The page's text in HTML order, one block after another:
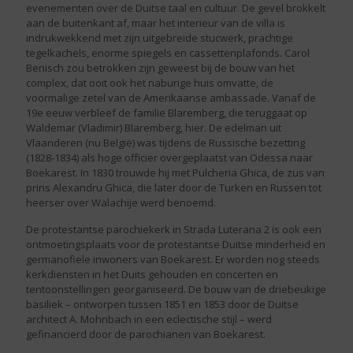
evenementen over de Duitse taal en cultuur. De gevel brokkelt
aan de buitenkant af, maar het interieur van de villa is
indrukwekkend met zijn uitgebreide stucwerk, prachtige
tegelkachels, enorme spiegels en cassettenplafonds. Carol
Benisch zou betrokken zijn geweest bij de bouw van het
complex, dat ooit ook het naburige huis omvatte, de
voormalige zetel van de Amerikaanse ambassade. Vanaf de
19e eeuw verbleef de familie Blaremberg, die teruggaat op
Waldemar (Vladimir) Blaremberg, hier. De edelman uit
Vlaanderen (nu België) was tijdens de Russische bezetting
(1828-1834) als hoge officier overgeplaatst van Odessa naar
Boekarest. In 1830 trouwde hij met Pulcheria Ghica, de zus van
prins Alexandru Ghica, die later door de Turken en Russen tot
heerser over Walachije werd benoemd.
De protestantse parochiekerk in Strada Luterana 2 is ook een
ontmoetingsplaats voor de protestantse Duitse minderheid en
germanofiele inwoners van Boekarest. Er worden nog steeds
kerkdiensten in het Duits gehouden en concerten en
tentoonstellingen georganiseerd. De bouw van de driebeukige
basiliek – ontworpen tussen 1851 en 1853 door de Duitse
architect A. Mohnbach in een eclectische stijl – werd
gefinancierd door de parochianen van Boekarest.